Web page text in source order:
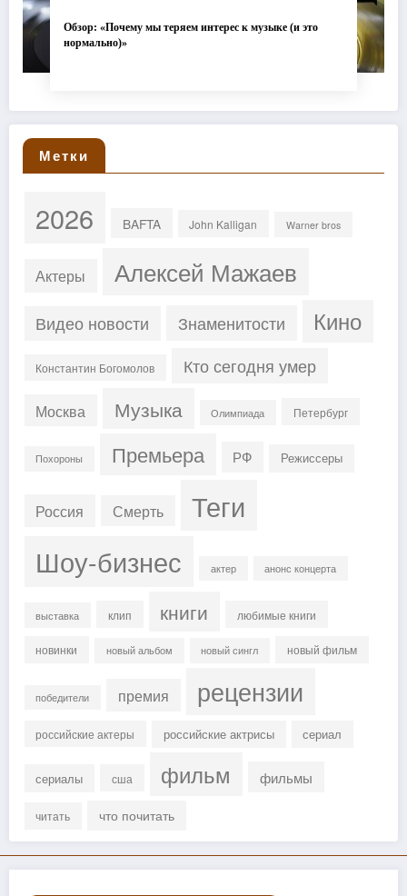
Обзор: «Почему мы теряем интерес к музыке (и это
нормально)»
Метки
2026 BAFTA John Kalligan Warner bros
Актеры Алексей Мажаев
Видео новости Знаменитости Кино
Константин Богомолов Кто сегодня умер
Москва Музыка Олимпиада Петербург
Похороны Премьера РФ Режиссеры
Россия Смерть Теги
Шоу-бизнес актер анонс концерта
выставка клип книги любимые книги
новинки новый альбом новый сингл новый фильм
победители премия рецензии
российские актеры российские актрисы сериал
сериалы сша фильм фильмы
читать что почитать